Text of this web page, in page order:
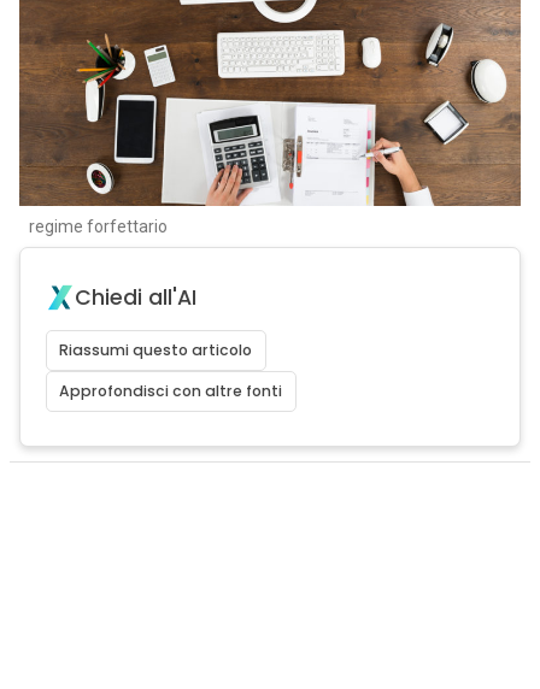
regime forfettario
Chiedi all'AI
Riassumi questo articolo
Approfondisci con altre fonti